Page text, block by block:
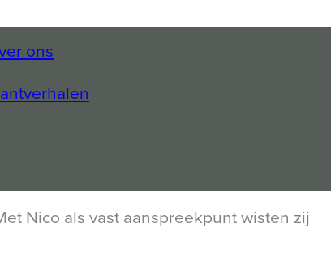
Nico als vast aanspreekpunt wisten zij
ons